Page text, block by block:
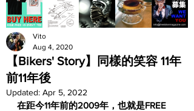
【Bikers' Story】同樣的笑容 11年
前11年後
Vito
Aug 4, 2020
Updated: Apr 5, 2022
在距今11年前的2009年，也就是FREE